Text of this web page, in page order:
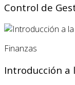
Control de
Finanzas
Introducción a